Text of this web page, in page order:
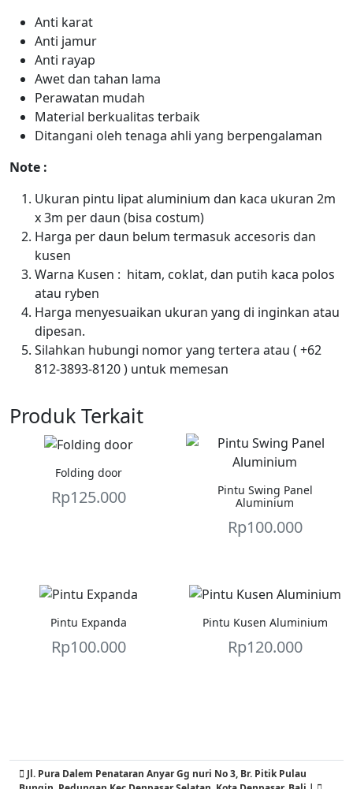
Anti karat
Anti jamur
Anti rayap
Awet dan tahan lama
Perawatan mudah
Material berkualitas terbaik
Ditangani oleh tenaga ahli yang berpengalaman
Note :
Ukuran pintu lipat aluminium dan kaca ukuran 2m
x 3m per daun (bisa costum)
Harga per daun belum termasuk accesoris dan
kusen
Warna Kusen : hitam, coklat, dan putih kaca polos
atau ryben
Harga menyesuaikan ukuran yang di inginkan atau
dipesan.
Silahkan hubungi nomor yang tertera atau ( +62
812-3893-8120 ) untuk memesan
Produk Terkait
Folding door
Rp125.000
Pintu Swing Panel
Aluminium
Rp100.000
Pintu Expanda
Rp100.000
Pintu Kusen Aluminium
Rp120.000
Jl. Pura Dalem Penataran Anyar Gg nuri No 3, Br. Pitik Pulau